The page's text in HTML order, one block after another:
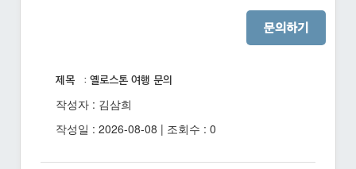
문의하기
제목 : 옐로스톤 여행 문의
작성자 : 김삼희
작성일 : 2026-08-08 | 조회수 : 0